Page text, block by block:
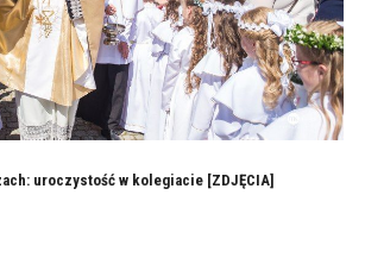
uroczystość w kolegiacie [ZDJĘCIA]